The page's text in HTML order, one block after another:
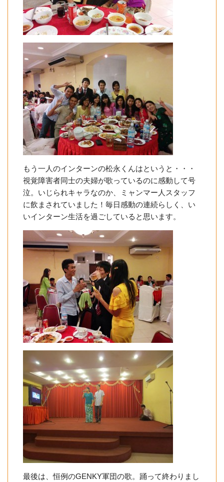
もう一人のインターンの松永くんはというと・・・
視覚障害者同士の夫婦が歌っているのに感動して号
泣。いじられキャラなのか、ミャンマー人スタッフ
に飲まされていました！毎日感動の連続らしく、い
いインターン生活を過ごしていると思います。
最後は、恒例のGENKY軍団の歌。踊って終わりまし